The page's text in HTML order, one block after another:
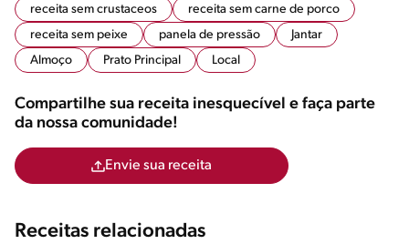
receita sem crustaceos
receita sem carne de porco
receita sem peixe
panela de pressão
Jantar
Almoço
Prato Principal Local
Compartilhe sua receita inesquecível e faça parte
da nossa comunidade!
Envie sua receita
Receitas relacionadas